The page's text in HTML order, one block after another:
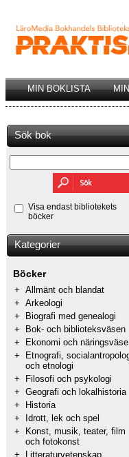
MIN BOKLISTA
Sök bok
Visa endast bibliotekets
böcker
Kategorier
Böcker
+ Allmänt och blandat
+ Arkeologi
+
Biografi med genealogi
+
Bok- och biblioteksväsen
+
Ekonomi och
+
Etnografi,
och etnologi
+
Filosofi och psykologi
+ Geografi och lokalhistoria
+
Historia
+
Idrott, lek och spel
+
Konst, musik, teater, film
och fotokonst
+
Litteraturvetenskap